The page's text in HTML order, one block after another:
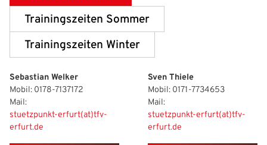
Trainingszeiten Sommer
Trainingszeiten Winter
Sebastian Welker
Mobil: 0178-7137172
Mail:
stuetzpunkt-erfurt(at)tfv-
erfurt.de
Sven Thiele
Mobil: 0171-7734653
Mail:
stuetzpunkt-erfurt(at)tfv-
erfurt.de
Geschäftsstelle
Chronik
Karriere
Partnerschaft
Mitgliedschaft
Sicherheit
Junioren
Kinderfußball
eSports
Schiedsrichter
Eliteschulen
Erzieher und Lehrer
Veranstaltungskalender
DFB-Masterplan
Vielfalt
Inklusion
Prävention
Schule und Kita
Newsletter
DFBnet
Vereinsangebote
Archiv
Downloads